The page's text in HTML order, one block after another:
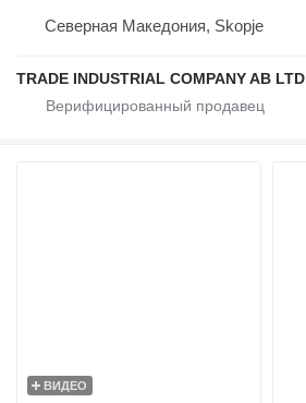
Северная Македония, Skopje
TRADE INDUSTRIAL COMPANY AB LTD
ВИДЕО